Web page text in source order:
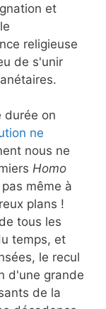
et
religieuse
de s'unir
durée on
ne
nous ne
Homo
même à
plans !
tous les
temps, et
le recul
d'une grande
de la